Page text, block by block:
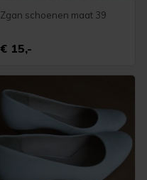
Zgan schoenen maat 39
€ 15,-